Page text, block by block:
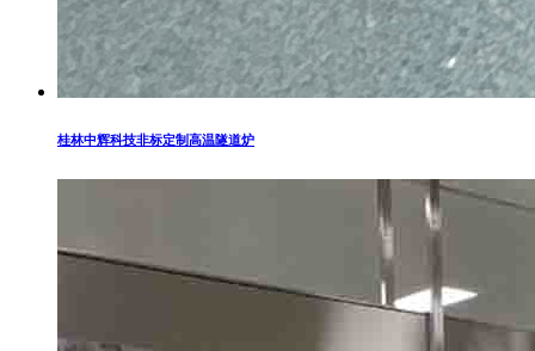
桂林中辉科技非标定制高温隧道炉